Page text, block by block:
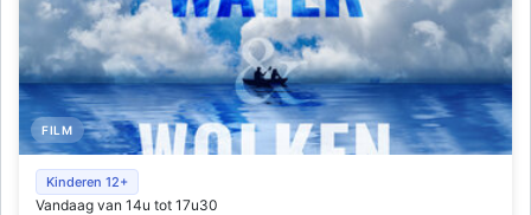
FILM
Filmvoorstellingen 'Credo de Kraai' of 'Tussen water en
Kinderen 12+
Vandaag van 14u tot 17u30